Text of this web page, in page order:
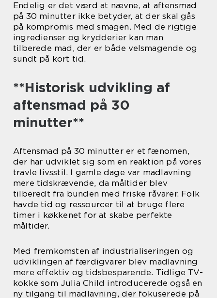
Endelig er det værd at nævne, at aftensmad
på 30 minutter ikke betyder, at der skal gås
på kompromis med smagen. Med de rigtige
ingredienser og krydderier kan man
tilberede mad, der er både velsmagende og
sundt på kort tid.
**Historisk udvikling af
aftensmad på 30
minutter**
Aftensmad på 30 minutter er et fænomen,
der har udviklet sig som en reaktion på vores
travle livsstil. I gamle dage var madlavning
mere tidskrævende, da måltider blev
tilberedt fra bunden med friske råvarer. Folk
havde tid og ressourcer til at bruge flere
timer i køkkenet for at skabe perfekte
måltider.
Med fremkomsten af industrialiseringen og
udviklingen af færdigvarer blev madlavning
mere effektiv og tidsbesparende. Tidlige TV-
kokke som Julia Child introducerede også en
ny tilgang til madlavning, der fokuserede på